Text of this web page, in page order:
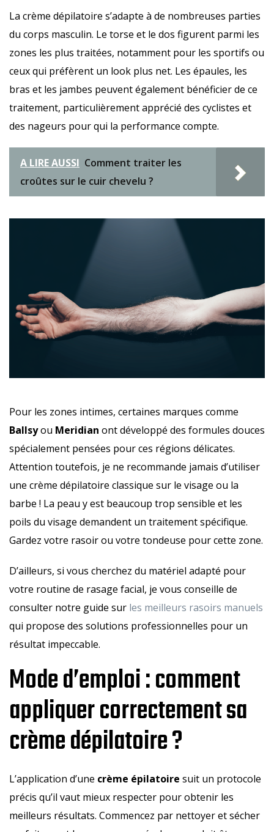
La crème dépilatoire s’adapte à de nombreuses parties
du corps masculin. Le torse et le dos figurent parmi les
zones les plus traitées, notamment pour les sportifs ou
ceux qui préfèrent un look plus net. Les épaules, les
bras et les jambes peuvent également bénéficier de ce
traitement, particulièrement apprécié des cyclistes et
des nageurs pour qui la performance compte.
A LIRE AUSSI Comment traiter les
croûtes sur le cuir chevelu ?
Pour les zones intimes, certaines marques comme
Ballsyou Meridian ont développé des formules douces
spécialement pensées pour ces régions délicates.
Attention toutefois, je ne recommande jamais d’utiliser
une crème dépilatoire classique sur le visage ou la
barbe ! La peau y est beaucoup trop sensible et les
poils du visage demandent un traitement spécifique.
Gardez votre rasoir ou votre tondeuse pour cette zone.
D’ailleurs, si vous cherchez du matériel adapté pour
votre routine de rasage facial, je vous conseille de
consulter notre guide sur les meilleurs rasoirs manuels
qui propose des solutions professionnelles pour un
résultat impeccable.
Mode d’emploi : comment
appliquer correctement sa
crème dépilatoire ?
L’application d’une crème épilatoire suit un protocole
précis qu’il vaut mieux respecter pour obtenir les
meilleurs résultats. Commencez par nettoyer et sécher